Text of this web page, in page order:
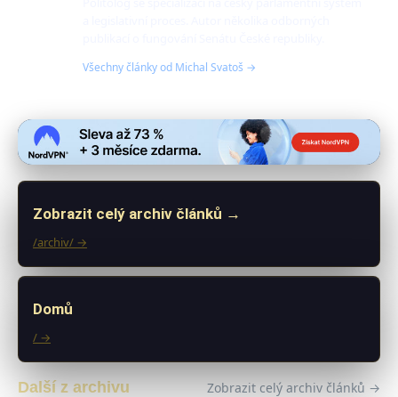
Všechny články od Michal Svatoš →
Zobrazit celý archiv článků →
/archiv/ →
Domů
/ →
Další z archivu Zobrazit celý archiv článků →